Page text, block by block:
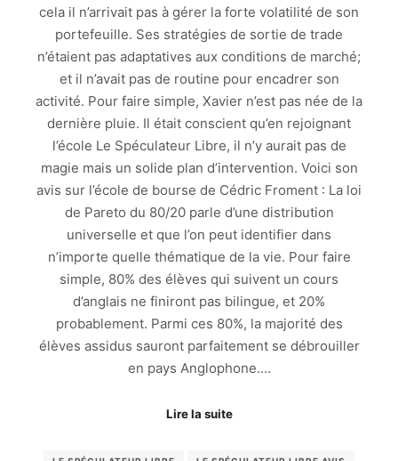
cela il n’arrivait pas à gérer la forte volatilité de son
portefeuille. Ses stratégies de sortie de trade
n’étaient pas adaptatives aux conditions de marché;
et il n’avait pas de routine pour encadrer son
activité. Pour faire simple, Xavier n’est pas née de la
dernière pluie. Il était conscient qu’en rejoignant
l’école Le Spéculateur Libre, il n’y aurait pas de
magie mais un solide plan d’intervention. Voici son
avis sur l’école de bourse de Cédric Froment : La loi
de Pareto du 80/20 parle d’une distribution
universelle et que l’on peut identifier dans
n’importe quelle thématique de la vie. Pour faire
simple, 80% des élèves qui suivent un cours
d’anglais ne finiront pas bilingue, et 20%
probablement. Parmi ces 80%, la majorité des
élèves assidus sauront parfaitement se débrouiller
en pays Anglophone.…
Lire la suite